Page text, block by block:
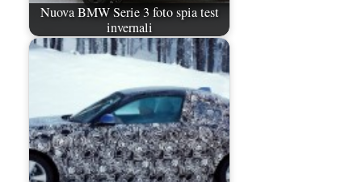
Nuova BMW Serie 3 foto spia test
invernali